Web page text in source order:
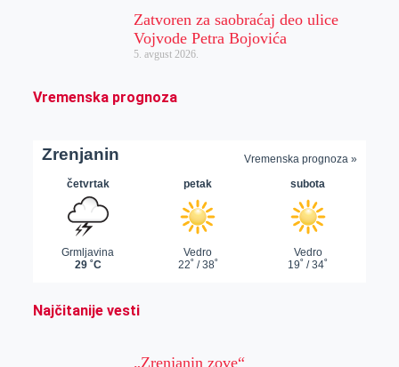
Zatvoren za saobraćaj deo ulice
Vojvode Petra Bojovića
5. avgust 2026.
Vremenska prognoza
Najčitanije vesti
„Zrenjanin zove“